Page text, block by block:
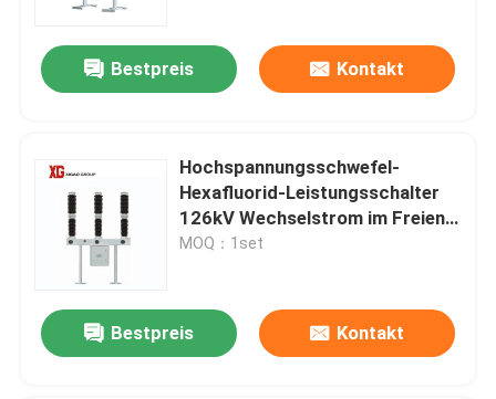
Bestpreis Kontakt
Hochspannungsschwefel-
Hexafluorid-Leistungsschalter
126kV Wechselstrom im Freien
50HZ
MOQ：1set
Bestpreis Kontakt